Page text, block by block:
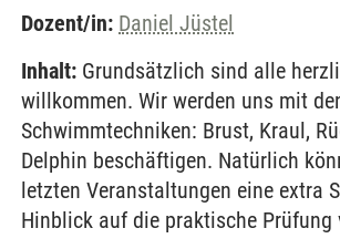
Dozent/in: Daniel Jüstel
Inhalt: Grundsätzlich sind alle
willkommen. Wir werden uns mit
Schwimmtechniken: Brust, Kraul,
Delphin beschäftigen. Natürlich
letzten Veranstaltungen eine extra
Hinblick auf die praktische Prüfung